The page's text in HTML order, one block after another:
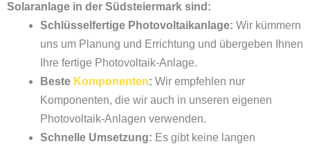
Solaranlage in der Südsteiermark sind:
Schlüsselfertige Photovoltaikanlage: Wir kümmern
uns um Planung und Errichtung und übergeben Ihnen
Ihre fertige Photovoltaik-Anlage.
Beste Komponenten: Wir empfehlen nur
Komponenten, die wir auch in unseren eigenen
Photovoltaik-Anlagen verwenden.
Schnelle Umsetzung: Es gibt keine langen